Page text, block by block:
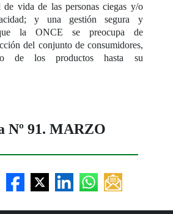
de vida de las personas ciegas y/o
y una gestión segura y
la ONCE se preocupa de
del conjunto de consumidores,
de los productos hasta su
Nº 91. MARZO